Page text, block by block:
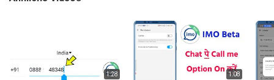
1:28 1:08